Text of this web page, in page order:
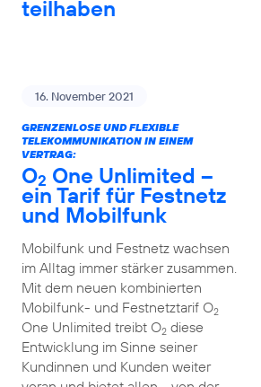
teilhaben
16. November 2021
GRENZENLOSE UND FLEXIBLE
TELEKOMMUNIKATION IN EINEM
VERTRAG:
O2 One Unlimited –
ein Tarif für Festnetz
und Mobilfunk
Mobilfunk und Festnetz wachsen
im Alltag immer stärker zusammen.
Mit dem neuen kombinierten
Mobilfunk- und Festnetztarif O2
One Unlimited treibt O2diese
Entwicklung im Sinne seiner
Kundinnen und Kunden weiter